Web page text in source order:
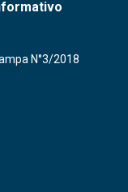
N°3/2018